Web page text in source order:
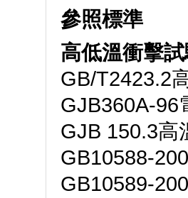
參照標準
高低溫衝擊
GB/T2423.2高
GJB360A-96
GJB 150.3高溫
GB10588-
GB10589-